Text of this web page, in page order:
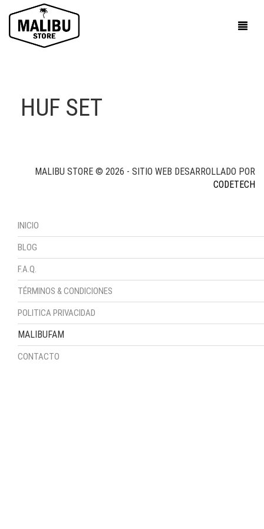
HUF SET
INICIO
BLOG
F.A.Q.
TÉRMINOS & CONDICIONES
POLITICA PRIVACIDAD
MALIBUFAM
CONTACTO
MALIBU STORE © 2026 - SITIO WEB DESARROLLADO POR
CODETECH